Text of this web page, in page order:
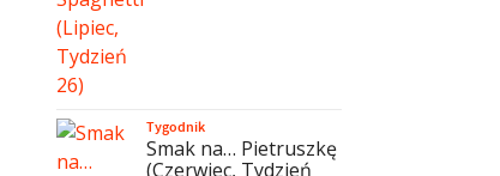
Tygodnik
Smak na… Pietruszkę
(Czerwiec, Tydzień